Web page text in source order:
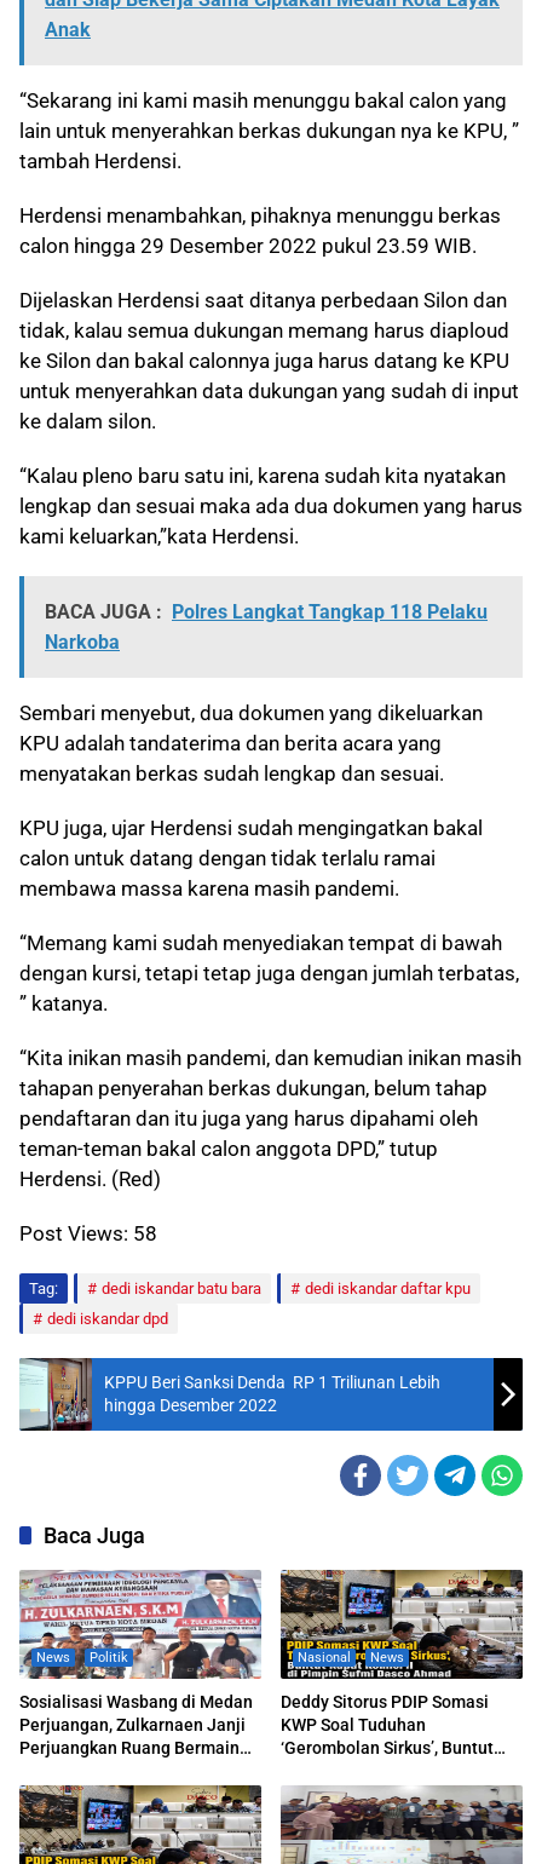
Anak
“Sekarang ini kami masih menunggu bakal calon yang
lain untuk menyerahkan berkas dukungan nya ke KPU, ”
tambah Herdensi.
Herdensi menambahkan, pihaknya menunggu berkas
calon hingga 29 Desember 2022 pukul 23.59 WIB.
Dijelaskan Herdensi saat ditanya perbedaan Silon dan
tidak, kalau semua dukungan memang harus diaploud
ke Silon dan bakal calonnya juga harus datang ke KPU
untuk menyerahkan data dukungan yang sudah di input
ke dalam silon.
“Kalau pleno baru satu ini, karena sudah kita nyatakan
lengkap dan sesuai maka ada dua dokumen yang harus
kami keluarkan,”kata Herdensi.
BACA JUGA :
Polres Langkat Tangkap 118 Pelaku
Narkoba
Sembari menyebut, dua dokumen yang dikeluarkan
KPU adalah tandaterima dan berita acara yang
menyatakan berkas sudah lengkap dan sesuai.
KPU juga, ujar Herdensi sudah mengingatkan bakal
calon untuk datang dengan tidak terlalu ramai
membawa massa karena masih pandemi.
“Memang kami sudah menyediakan tempat di bawah
dengan kursi, tetapi tetap juga dengan jumlah terbatas,
” katanya.
“Kita inikan masih pandemi, dan kemudian inikan masih
tahapan penyerahan berkas dukungan, belum tahap
pendaftaran dan itu juga yang harus dipahami oleh
teman-teman bakal calon anggota DPD,” tutup
Herdensi. (Red)
Post Views: 58
Tag: dedi iskandar batu bara
dedi iskandar daftar kpu
dedi iskandar dpd
KPPU Beri Sanksi Denda RP 1 Triliunan Lebih
hingga Desember 2022
Baca Juga
News Politik
Sosialisasi Wasbang di Medan
Perjuangan, Zulkarnaen Janji
Perjuangkan Ruang Bermain
Nasional News
Deddy Sitorus PDIP Somasi
KWP Soal Tuduhan
‘Gerombolan Sirkus’, Buntut
Dasco Ahmad